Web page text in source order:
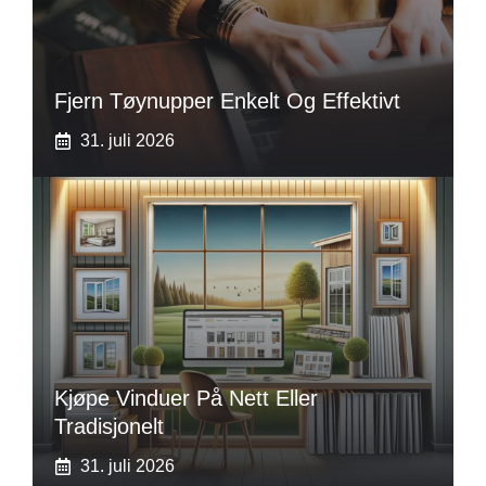
Fjern Tøynupper Enkelt Og Effektivt
31. juli 2026
Kjøpe Vinduer På Nett Eller
Tradisjonelt
31. juli 2026